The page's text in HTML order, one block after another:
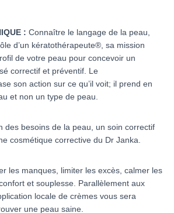
: Connaître le langage de la peau,
d’un kératothérapeute®, sa mission
de votre peau pour concevoir un
correctif et préventif. Le
son action sur ce qu’il voit; il prend en
et non un type de peau.
des besoins de la peau, un soin correctif
cosmétique corrective du Dr Janka.
les manques, limiter les excès, calmer les
et souplesse. Parallèlement aux
locale de crèmes vous sera
une peau saine.